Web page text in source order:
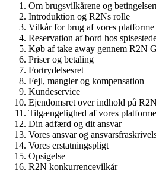
Om brugsvilkårene og
Introduktion og R2Ns rolle
Vilkår for brug af vores platforme
Reservation af bord hos
Køb af take away gennem R2N
Priser og betaling
Fortrydelsesret
Fejl, mangler og kompensation
Kundeservice
Ejendomsret over indhold på
Tilgængelighed af vores platforme
Din adfærd og dit ansvar
Vores ansvar og
Vores erstatningspligt
Opsigelse
R2N konkurrencevilkår